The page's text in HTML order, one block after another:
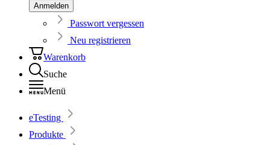
Anmelden
Passwort vergessen
Neu registrieren
Warenkorb
Suche
Menü
eTesting
Produkte